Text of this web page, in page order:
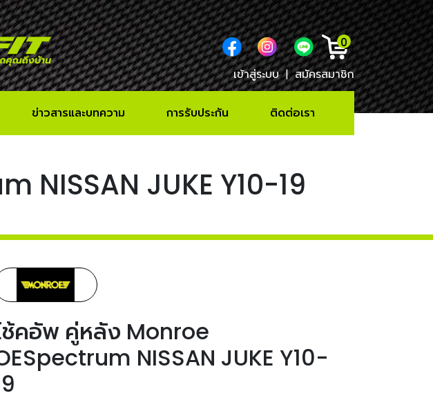
0
เข้าสู่ระบบ | สมัครสมาชิก
ข่าวสารและบทความ การรับประกัน ติดต่อเรา
NISSAN JUKE Y10-19
ช้คอัพ คู่หลัง Monroe
NISSAN JUKE Y10-